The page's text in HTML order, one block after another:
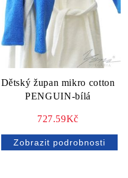
Dětský župan mikro cotton
PENGUIN-bílá
727.59Kč
Zobrazit podrobnosti